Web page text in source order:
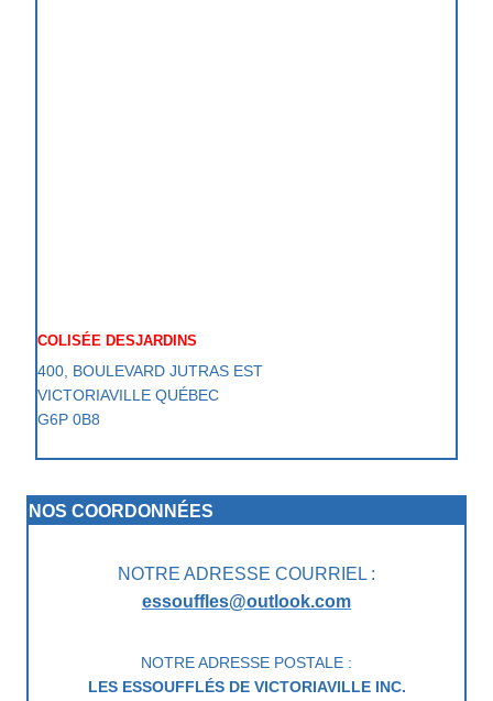
COLISÉE DESJARDINS
400, BOULEVARD JUTRAS EST
VICTORIAVILLE QUÉBEC
G6P 0B8
NOS COORDONNÉES
NOTRE ADRESSE COURRIEL :
essouffles@outlook.com
NOTRE ADRESSE POSTALE :
LES ESSOUFFLÉS DE VICTORIAVILLE INC.